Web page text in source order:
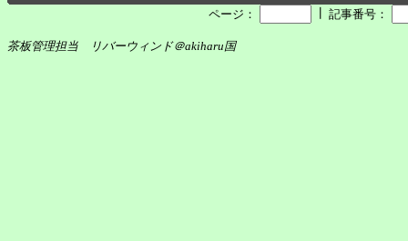
ページ：
記事番号：
茶板管理担当 リバーウィンド＠akiharu国